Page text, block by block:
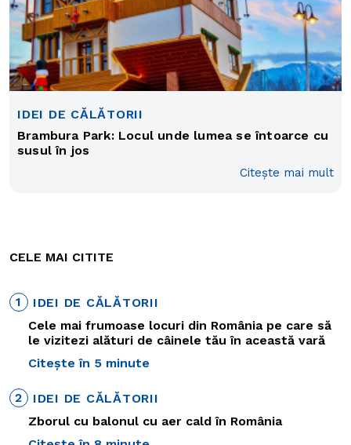
IDEI DE CĂLĂTORII
Brambura Park: Locul unde lumea se întoarce cu
susul în jos
Citește mai mult
CELE MAI CITITE
1
IDEI DE CĂLĂTORII
Cele mai frumoase locuri din România pe care să
le vizitezi alături de câinele tău în această vară
Citește în 5 minute
2
IDEI DE CĂLĂTORII
Zborul cu balonul cu aer cald în România